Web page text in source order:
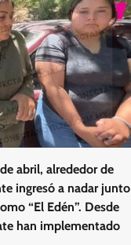
abril, alrededor de
ingresó a nadar junto
“El Edén”. Desde
han implementado